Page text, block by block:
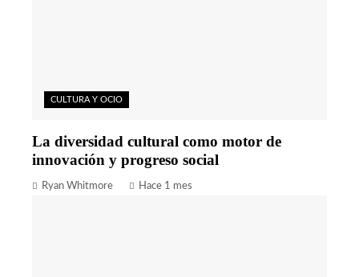
CULTURA Y OCIO
La diversidad cultural como motor de
innovación y progreso social
Ryan Whitmore Hace 1 mes